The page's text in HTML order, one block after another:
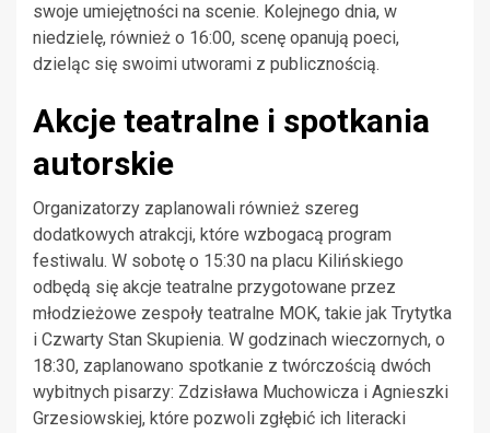
swoje umiejętności na scenie. Kolejnego dnia, w
niedzielę, również o 16:00, scenę opanują poeci,
dzieląc się swoimi utworami z publicznością.
Akcje teatralne i spotkania
autorskie
Organizatorzy zaplanowali również szereg
dodatkowych atrakcji, które wzbogacą program
festiwalu. W sobotę o 15:30 na placu Kilińskiego
odbędą się akcje teatralne przygotowane przez
młodzieżowe zespoły teatralne MOK, takie jak Trytytka
i Czwarty Stan Skupienia. W godzinach wieczornych, o
18:30, zaplanowano spotkanie z twórczością dwóch
wybitnych pisarzy: Zdzisława Muchowicza i Agnieszki
Grzesiowskiej, które pozwoli zgłębić ich literacki